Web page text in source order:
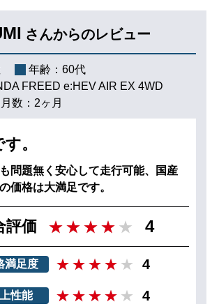
さんからのレビュー
年齢： 60代
FREED e:HEV AIR EX 4WD
数： 2ヶ月
。
問題無く安心して走行可能、国産
価格は大満足です。
評価 4
満足度 4
性能 4